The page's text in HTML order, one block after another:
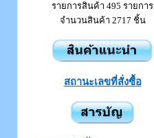
รายการสินค้า 495 รายการ
จำนวนสินค้า 2717 ชิ้น
สถานะเลขที่สั่งซื้อ